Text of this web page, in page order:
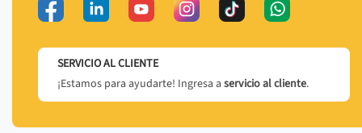
SERVICIO AL CLIENTE
¡Estamos para ayudarte! Ingresa a servicio al cliente.